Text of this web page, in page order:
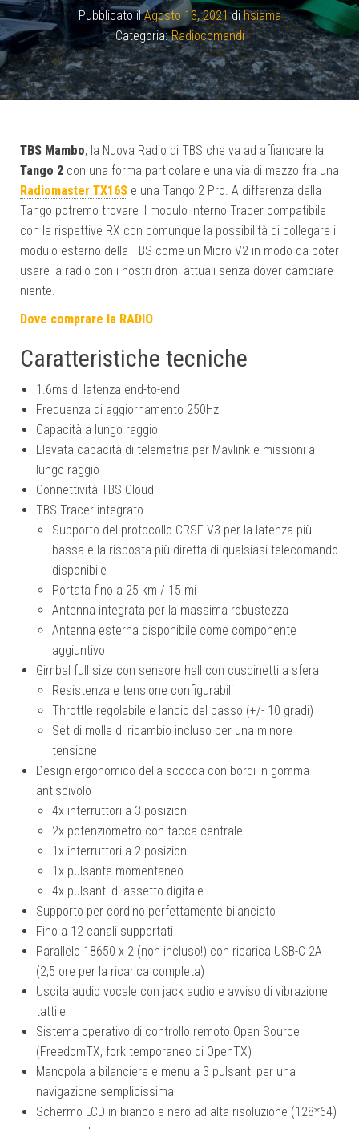
Pubblicato ilAgosto 13, 2021dihsiama
Categoria: Radiocomandi
TBS Mambo, la Nuova Radio di TBS che va ad affiancare la
Tango 2 con una forma particolare e una via di mezzo fra una
Radiomaster TX16S e una Tango 2 Pro. A differenza della
Tango potremo trovare il modulo interno Tracer compatibile
con le rispettive RX con comunque la possibilità di collegare il
modulo esterno della TBS come un Micro V2 in modo da poter
usare la radio con i nostri droni attuali senza dover cambiare
niente.
Dove comprare la RADIO
Caratteristiche tecniche
1.6ms di latenza end-to-end
Frequenza di aggiornamento 250Hz
Capacità a lungo raggio
Elevata capacità di telemetria per Mavlink e missioni a
lungo raggio
Connettività TBS Cloud
TBS Tracer integrato
Supporto del protocollo CRSF V3 per la latenza più
bassa e la risposta più diretta di qualsiasi telecomando
disponibile
Portata fino a 25 km / 15 mi
Antenna integrata per la massima robustezza
Antenna esterna disponibile come componente
aggiuntivo
Gimbal full size con sensore hall con cuscinetti a sfera
Resistenza e tensione configurabili
Throttle regolabile e lancio del passo (+/- 10 gradi)
Set di molle di ricambio incluso per una minore
tensione
Design ergonomico della scocca con bordi in gomma
antiscivolo
4x interruttori a 3 posizioni
2x potenziometro con tacca centrale
1x interruttori a 2 posizioni
1x pulsante momentaneo
4x pulsanti di assetto digitale
Supporto per cordino perfettamente bilanciato
Fino a 12 canali supportati
Parallelo 18650 x 2 (non incluso!) con ricarica USB-C 2A
(2,5 ore per la ricarica completa)
Uscita audio vocale con jack audio e avviso di vibrazione
tattile
Sistema operativo di controllo remoto Open Source
(FreedomTX, fork temporaneo di OpenTX)
Manopola a bilanciere e menu a 3 pulsanti per una
navigazione semplicissima
Schermo LCD in bianco e nero ad alta risoluzione (128*64)